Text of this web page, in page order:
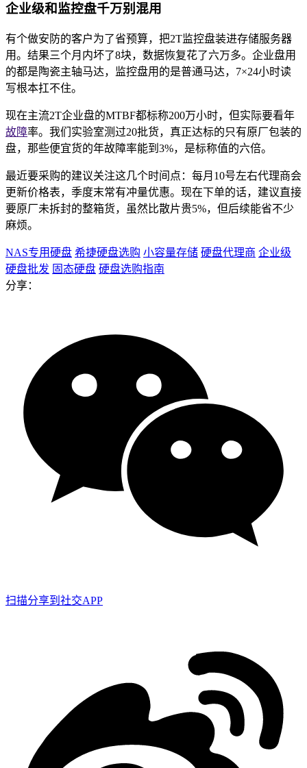
企业级和监控盘千万别混用
有个做安防的客户为了省预算，把2T监控盘装进存储服务器
用。结果三个月内坏了8块，数据恢复花了六万多。企业盘用
的都是陶瓷主轴马达，监控盘用的是普通马达，7×24小时读
写根本扛不住。
现在主流2T企业盘的MTBF都标称200万小时，但实际要看年
故障率。我们实验室测过20批货，真正达标的只有原厂包装的
盘，那些便宜货的年故障率能到3%，是标称值的六倍。
最近要采购的建议关注这几个时间点：每月10号左右代理商会
更新价格表，季度末常有冲量优惠。现在下单的话，建议直接
要原厂未拆封的整箱货，虽然比散片贵5%，但后续能省不少
麻烦。
NAS专用硬盘 希捷硬盘选购 小容量存储 硬盘代理商 企业级
硬盘批发 固态硬盘 硬盘选购指南
分享：
扫描分享到社交APP